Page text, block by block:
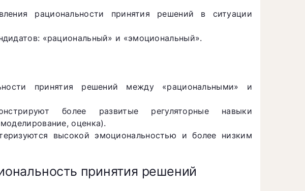
рациональности принятия решений в ситуации
«рациональный» и «эмоциональный».
принятия решений между «рациональными» и
более развитые регуляторные навыки
оценка).
высокой эмоциональностью и более низким
принятия решений